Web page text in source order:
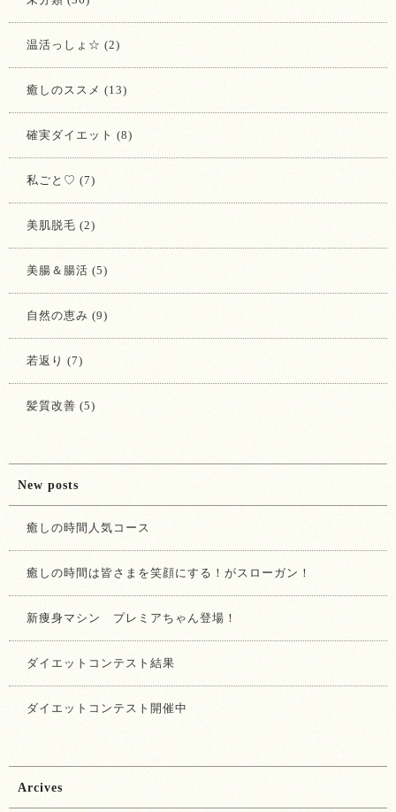
温活っしょ☆ (2)
癒しのススメ (13)
確実ダイエット (8)
私ごと♡ (7)
美肌脱毛 (2)
美腸＆腸活 (5)
自然の恵み (9)
若返り (7)
髪質改善 (5)
New posts
癒しの時間人気コース
癒しの時間は皆さまを笑顔にする！がスローガン！
新痩身マシン プレミアちゃん登場！
ダイエットコンテスト結果
ダイエットコンテスト開催中
Arcives